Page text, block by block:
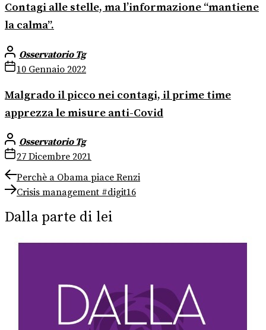
Contagi alle stelle, ma l’informazione “mantiene
la calma”.
Osservatorio Tg
10 Gennaio 2022
Malgrado il picco nei contagi, il prime time
apprezza le misure anti-Covid
Osservatorio Tg
27 Dicembre 2021
Navigazione
articoli
Previous
post:
Perchè a Obama piace Renzi
Next
Crisis management #digit16
Dalla parte di lei